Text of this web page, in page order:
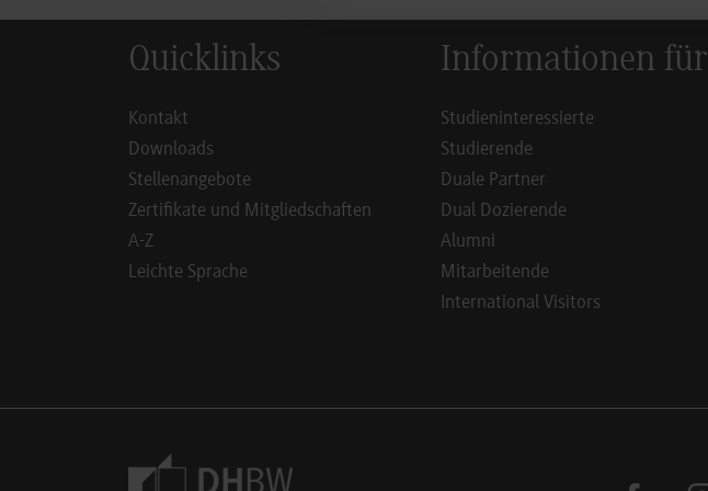
Quicklinks
Kontakt
Downloads
Stellenangebote
Zertifikate und Mitgliedschaften
A-Z
Leichte Sprache
Informationen für
Studieninteressierte
Studierende
Duale Partner
Dual Dozierende
Alumni
Mitarbeitende
International Visitors